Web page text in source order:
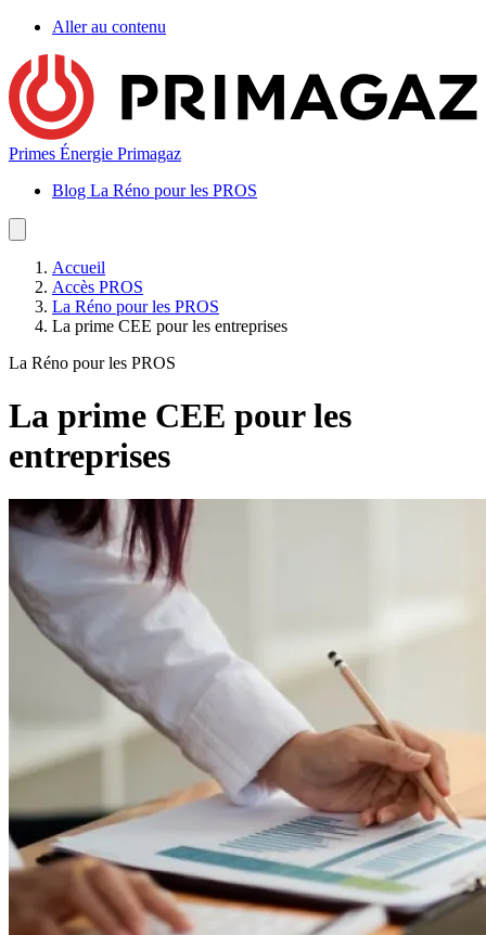
Aller au contenu
Primes Énergie Primagaz
Blog La Réno pour les PROS
Accueil
Accès PROS
La Réno pour les PROS
La prime CEE pour les entreprises
La Réno pour les PROS
La prime CEE pour les
entreprises